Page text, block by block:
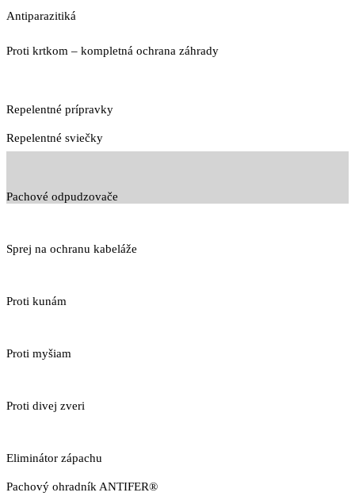
Antiparazitiká
Proti krtkom – kompletná ochrana záhrady
Repelentné prípravky
Repelentné sviečky
Pachové odpudzovače
Sprej na ochranu kabeláže
Proti kunám
Proti myšiam
Proti divej zveri
Eliminátor zápachu
Pachový ohradník ANTIFER®